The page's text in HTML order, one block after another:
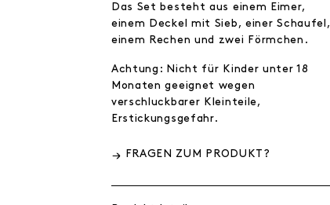
Das Set besteht aus einem Eimer,
einem Deckel mit Sieb, einer Schaufel,
einem Rechen und zwei Förmchen.
Achtung: Nicht für Kinder unter 18
Monaten geeignet wegen
verschluckbarer Kleinteile,
Erstickungsgefahr.
FRAGEN ZUM PRODUKT?